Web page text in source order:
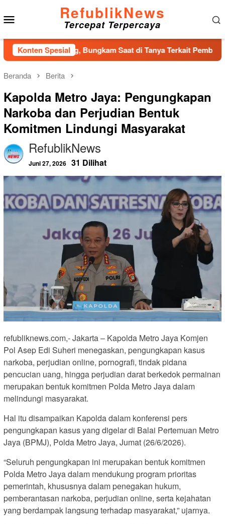
ke
konten
RefublikNews
Tercepat Terpercaya
Konten Spesial
Tapteng, Bungkam Saat di Tanya Terkait Pembahasan
Beranda Berita
Kapolda Metro Jaya: Pengungkapan
Narkoba dan Perjudian Bentuk
Komitmen Lindungi Masyarakat
RefublikNews
Juni 27, 2026 31 Dilihat
refubliknews.com,- Jakarta – Kapolda Metro Jaya Komjen
Pol Asep Edi Suheri menegaskan, pengungkapan kasus
narkoba, perjudian online, pornografi, tindak pidana
pencucian uang, hingga perjudian darat berkedok permainan
merupakan bentuk komitmen Polda Metro Jaya dalam
melindungi masyarakat.
Hal itu disampaikan Kapolda dalam konferensi pers
pengungkapan kasus yang digelar di Balai Pertemuan Metro
Jaya (BPMJ), Polda Metro Jaya, Jumat (26/6/2026).
“Seluruh pengungkapan ini merupakan bentuk komitmen
Polda Metro Jaya dalam mendukung program prioritas
pemerintah, khususnya dalam penegakan hukum,
pemberantasan narkoba, perjudian online, serta kejahatan
yang berdampak langsung terhadap masyarakat,” ujarnya.